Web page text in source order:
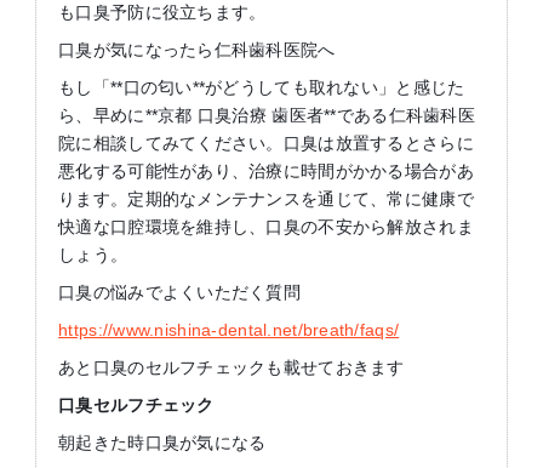
も口臭予防に役立ちます。
口臭が気になったら仁科歯科医院へ
もし「**口の匂い**がどうしても取れない」と感じた
ら、早めに**京都 口臭治療 歯医者**である仁科歯科医
院に相談してみてください。口臭は放置するとさらに
悪化する可能性があり、治療に時間がかかる場合があ
ります。定期的なメンテナンスを通じて、常に健康で
快適な口腔環境を維持し、口臭の不安から解放されま
しょう。
口臭の悩みでよくいただく質問
https://www.nishina-dental.net/breath/faqs/
あと口臭のセルフチェックも載せておきます
口臭セルフチェック
朝起きた時口臭が気になる